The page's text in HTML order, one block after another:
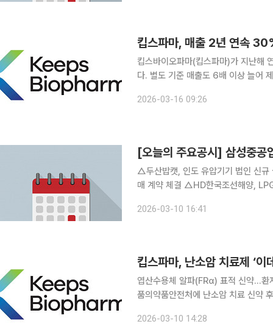
킵스파마, 매출 2년 연속
킵스바이오파마(킵스파마)가 지난해
다. 별도 기준 매출도 6배 이상 늘어 제약
2023년 매출 921억원과 비교하면 2
2026-03-16 09:26
[오늘의 주요공시] 삼성중공
△두산밥캣, 인도 유압기기 법인 신
매 계약 체결 △HD한국조선해양,
계약 체결 △지엠비코리아, 보통주 1
2026-03-10 16:41
엽산수용체 알파(FRα) 표적 신약…환자 50명 대상 최
품의약품안전처에 난소암 치료 신약
중등도 이상인 백금 저항성 고등급 장
2026-03-10 14:28